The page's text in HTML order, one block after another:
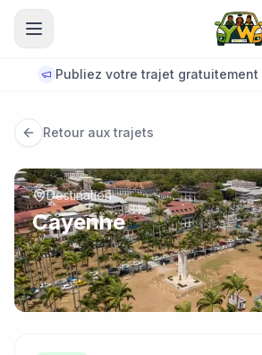
Aller au contenu principal
Publiez votre trajet
Retour aux trajets
Destination
Cayenne